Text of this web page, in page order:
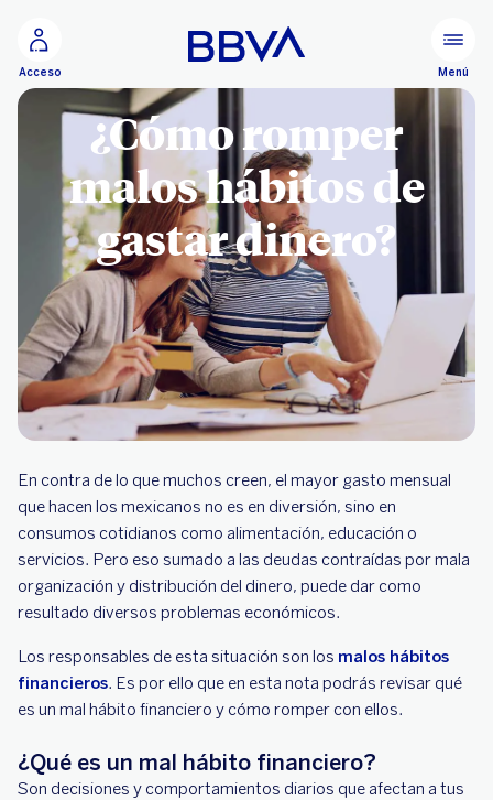
Acceso Menú
¿Cómo romper
malos hábitos de
gastar dinero?
En contra de lo que muchos creen, el mayor gasto mensual
que hacen los mexicanos no es en diversión, sino en
consumos cotidianos como alimentación, educación o
servicios. Pero eso sumado a las deudas contraídas por mala
organización y distribución del dinero, puede dar como
resultado diversos problemas económicos.
Los responsables de esta situación son los malos hábitos
financieros. Es por ello que en esta nota podrás revisar qué
es un mal hábito financiero y cómo romper con ellos.
¿Qué es un mal hábito financiero?
Son decisiones y comportamientos diarios que afectan a tus